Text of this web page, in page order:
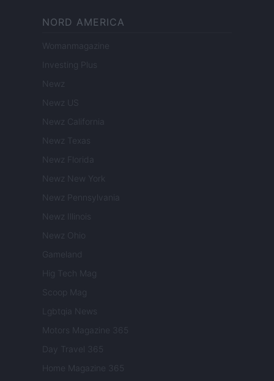
NORD AMERICA
Womanmagazine
Investing Plus
Newz
Newz US
Newz California
Newz Texas
Newz Florida
Newz New York
Newz Pennsylvania
Newz Illinois
Newz Ohio
Gameland
Hig Tech Mag
Scoop Mag
Lgbtqia News
Motors Magazine 365
Day Travel 365
Home Magazine 365